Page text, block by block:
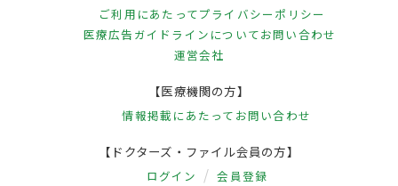
ご利用にあたってプライバシーポリシー
医療広告ガイドラインについてお問い合わせ
運営会社
【医療機関の方】
情報掲載にあたって お問い合わせ
【ドクターズ・ファイル会員の方】
ログイン 会員登録